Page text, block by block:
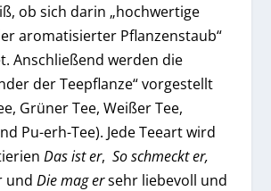
ob sich darin „hochwertige
aromatisierter Pflanzenstaub“
Anschließend werden die
der Teepflanze“ vorgestellt
Grüner Tee, Weißer Tee,
Pu-erh-Tee). Jede Teeart wird
Das ist er, So schmeckt er,
und Die mag ersehr liebevoll und